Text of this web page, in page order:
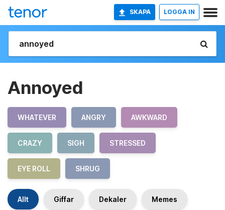
SKAPA LOGGA IN
Annoyed
WHATEVER ANGRY AWKWARD
CRAZY SIGH STRESSED
EYE ROLL SHRUG
Allt Giffar Dekaler Memes